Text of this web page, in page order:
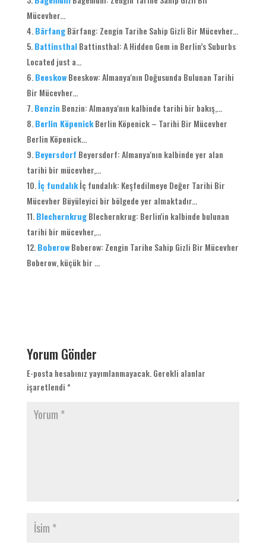
Mücevher...
Bärfang Bärfang: Zengin Tarihe Sahip Gizli Bir Mücevher...
Battinsthal Battinsthal:A Hidden Gem in Berlin’s Suburbs
Located just a...
Beeskow Beeskow: Almanya'nın Doğusunda Bulunan Tarihi
Bir Mücevher...
Benzin Benzin: Almanya'nın kalbinde tarihi bir bakış,...
Berlin Köpenick Berlin Köpenick – Tarihi Bir Mücevher
Berlin Köpenick...
Beyersdorf Beyersdorf: Almanya'nın kalbinde yer alan
tarihi bir mücevher,...
İç fundalık İç fundalık: Keşfedilmeye Değer Tarihi Bir
Mücevher Büyüleyici bir bölgede yer almaktadır...
Blechernkrug Blechernkrug: Berlin'in kalbinde bulunan
tarihi bir mücevher,...
Boberow Boberow: Zengin Tarihe Sahip Gizli Bir Mücevher
Boberow, küçük bir ...
Yorum Gönder
E-posta hesabınız yayımlanmayacak. Gerekli alanlar
işaretlendi*